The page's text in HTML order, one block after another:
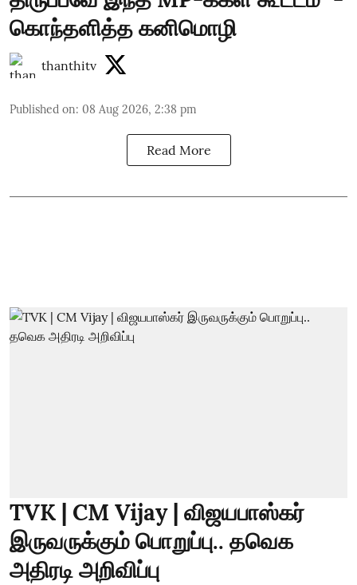
கொந்தளித்த கனிமொழி
thanthitv
Published on: 08 Aug 2026, 2:38 pm
Read More
TVK | CM Vijay | விஜயபாஸ்கர்
இருவருக்கும் பொறுப்பு.. தவெக
அதிரடி அறிவிப்பு